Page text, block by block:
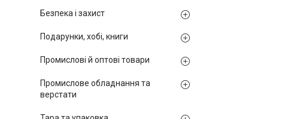
Безпека і захист
Подарунки, хобі, книги
Промислові й оптові товари
Промислове обладнання та
верстати